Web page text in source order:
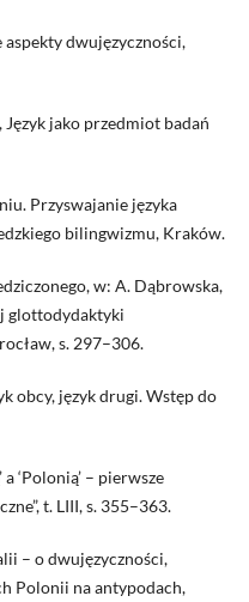
aspekty dwujęzyczności,
jako przedmiot badań
Przyswajanie języka
bilingwizmu, Kraków.
w: A. Dąbrowska,
glottodydaktyki
s. 297–306.
obcy, język drugi. Wstęp do
‘Polonią’ – pierwsze
t. LIII, s. 355–363.
– o dwujęzyczności,
Polonii na antypodach,